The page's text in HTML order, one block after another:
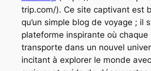
trip.com/). Ce site captivant est
qu’un simple blog de voyage ; il
plateforme inspirante où chaque
transporte dans un nouvel
incitant à explorer le monde